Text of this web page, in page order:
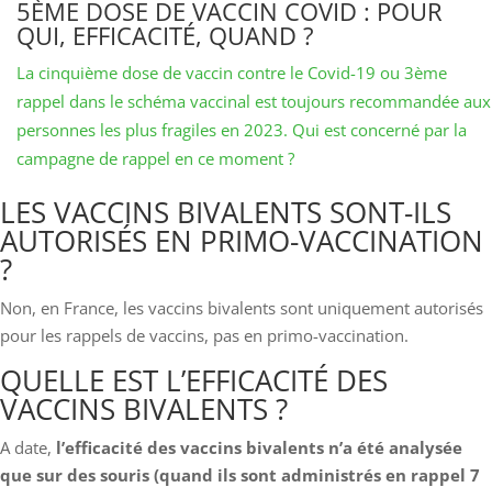
5ÈME DOSE DE VACCIN COVID : POUR
QUI, EFFICACITÉ, QUAND ?
La cinquième dose de vaccin contre le Covid-19 ou 3ème
rappel dans le schéma vaccinal est toujours recommandée aux
personnes les plus fragiles en 2023. Qui est concerné par la
campagne de rappel en ce moment ?
LES VACCINS BIVALENTS SONT-ILS
AUTORISÉS EN PRIMO-VACCINATION
?
Non, en France, les vaccins bivalents sont uniquement autorisés
pour les rappels de vaccins, pas en primo-vaccination.
QUELLE EST L’EFFICACITÉ DES
VACCINS BIVALENTS ?
A date, l’efficacité des vaccins bivalents n’a été analysée
que sur des souris (quand ils sont administrés en rappel 7